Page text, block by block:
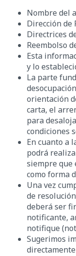
Nombre del
Dirección de
Directrices
Reembolso
Esta
y lo
La parte
orientación
carta, el
para
condiciones
En cuanto a
podrá
siempre que
como forma
Una vez
de
deberá ser
notificante,
notifique
Sugerimos